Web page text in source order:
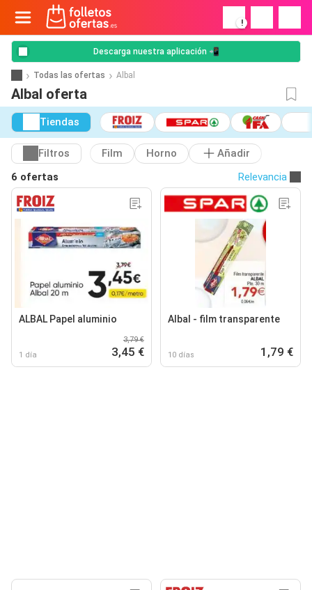
!
Descarga nuestra aplicación 📲
Todas las ofertas Albal
Albal oferta
Tiendas
Filtros Film Horno
Añadir
6 ofertas
Relevancia
ALBAL Papel aluminio
1 día
3,79 €
3,45 €
Albal - film transparente
10 días 1,79 €